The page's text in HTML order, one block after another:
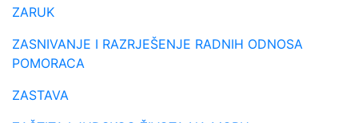
ZARUK
ZASNIVANJE I RAZRJEŠENJE RADNIH ODNOSA
POMORACA
ZASTAVA